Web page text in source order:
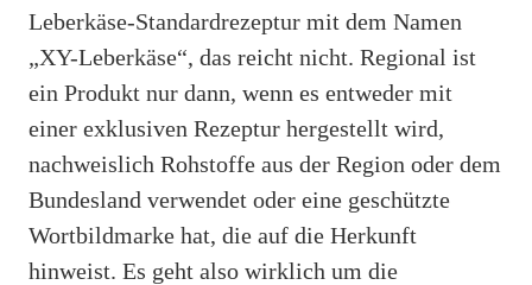
Leberkäse-Standardrezeptur mit dem Namen
„XY-Leberkäse“, das reicht nicht. Regional ist
ein Produkt nur dann, wenn es entweder mit
einer exklusiven Rezeptur hergestellt wird,
nachweislich Rohstoffe aus der Region oder dem
Bundesland verwendet oder eine geschützte
Wortbildmarke hat, die auf die Herkunft
hinweist. Es geht also wirklich um die